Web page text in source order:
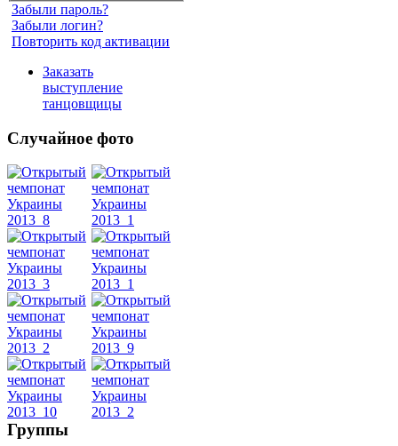
Забыли пароль?
Забыли логин?
Повторить код активации
Заказать
выступление
танцовщицы
Случайное фото
Группы